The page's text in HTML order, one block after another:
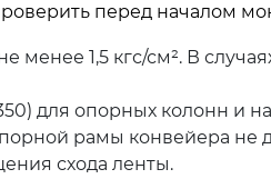
перед началом
менее 1,5 кгс/см². В
для опорных колонн и
рамы конвейера не
схода ленты.